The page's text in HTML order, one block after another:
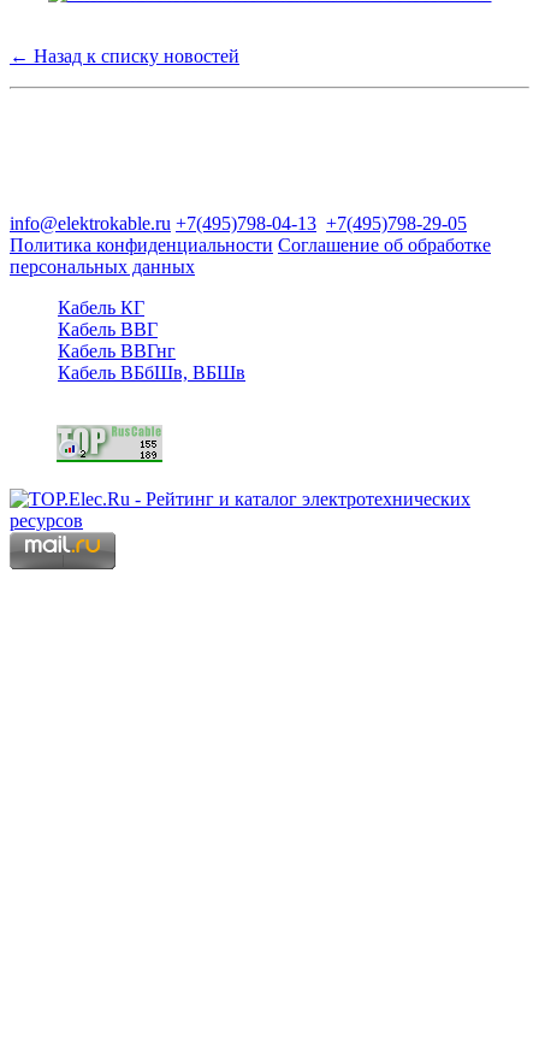
← Назад к списку новостей
info@elektrokable.ru +7(495)798-04-13 +7(495)798-29-05
Политика конфиденциальности Соглашение об обработке
персональных данных
Кабель КГ
Кабель ВВГ
Кабель ВВГнг
Кабель ВБбШв, ВБШв